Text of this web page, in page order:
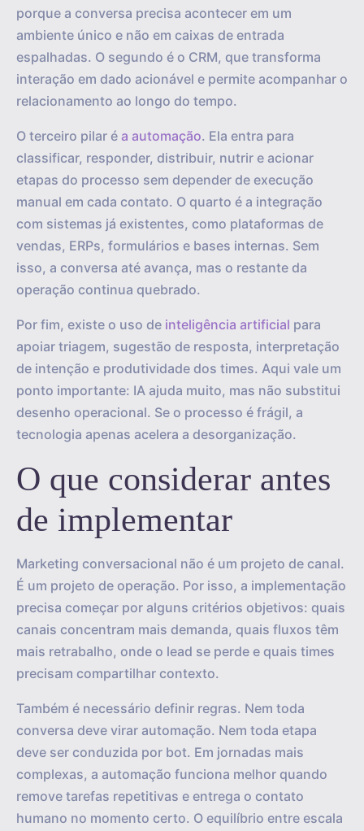
porque a conversa precisa acontecer em um
ambiente único e não em caixas de entrada
espalhadas. O segundo é o CRM, que transforma
interação em dado acionável e permite acompanhar o
relacionamento ao longo do tempo.
O terceiro pilar é a automação. Ela entra para
classificar, responder, distribuir, nutrir e acionar
etapas do processo sem depender de execução
manual em cada contato. O quarto é a integração
com sistemas já existentes, como plataformas de
vendas, ERPs, formulários e bases internas. Sem
isso, a conversa até avança, mas o restante da
operação continua quebrado.
Por fim, existe o uso de inteligência artificial para
apoiar triagem, sugestão de resposta, interpretação
de intenção e produtividade dos times. Aqui vale um
ponto importante: IA ajuda muito, mas não substitui
desenho operacional. Se o processo é frágil, a
tecnologia apenas acelera a desorganização.
O que considerar antes
de implementar
Marketing conversacional não é um projeto de canal.
É um projeto de operação. Por isso, a implementação
precisa começar por alguns critérios objetivos: quais
canais concentram mais demanda, quais fluxos têm
mais retrabalho, onde o lead se perde e quais times
precisam compartilhar contexto.
Também é necessário definir regras. Nem toda
conversa deve virar automação. Nem toda etapa
deve ser conduzida por bot. Em jornadas mais
complexas, a automação funciona melhor quando
remove tarefas repetitivas e entrega o contato
humano no momento certo. O equilíbrio entre escala